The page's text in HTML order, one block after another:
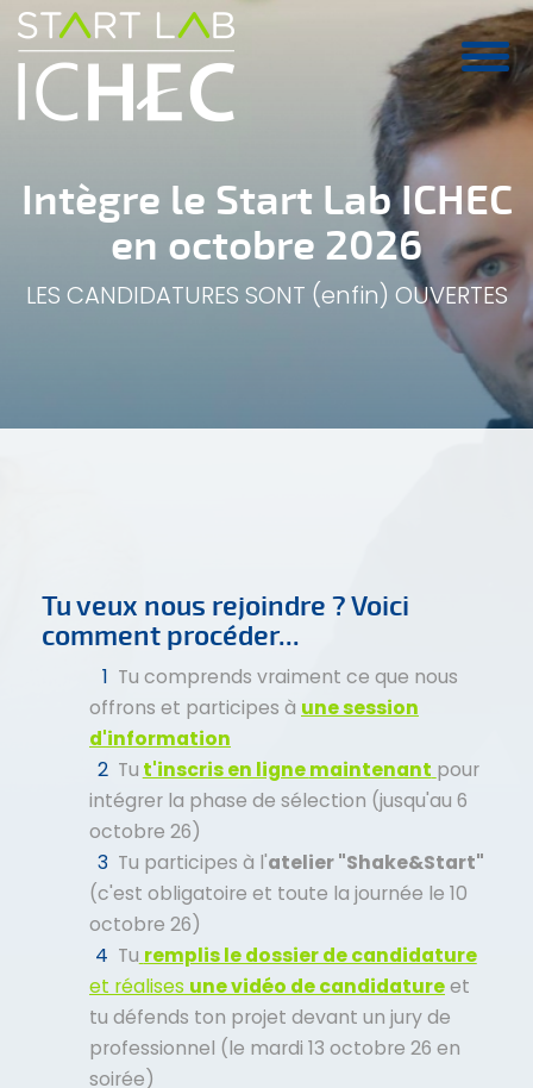
Aller au contenu principal
Intègre le Start Lab ICHEC
en octobre 2026
LES CANDIDATURES SONT (enfin) OUVERTES
Tu veux nous rejoindre ? Voici
comment procéder...
Tu comprends vraiment ce que nous
offrons et participes à une session
d'information
Tu t'inscris en lignemaintenant pour
intégrer la phase de sélection (jusqu'au 6
octobre 26)
Tu participes à l'atelier "Shake&Start"
(c'est obligatoire et toute la journée le 10
octobre 26)
Tu remplis le dossier de candidature
et réalises une vidéo de candidatureet
tu défends ton projet devant un jury de
professionnel (le mardi 13 octobre 26 en
soirée)